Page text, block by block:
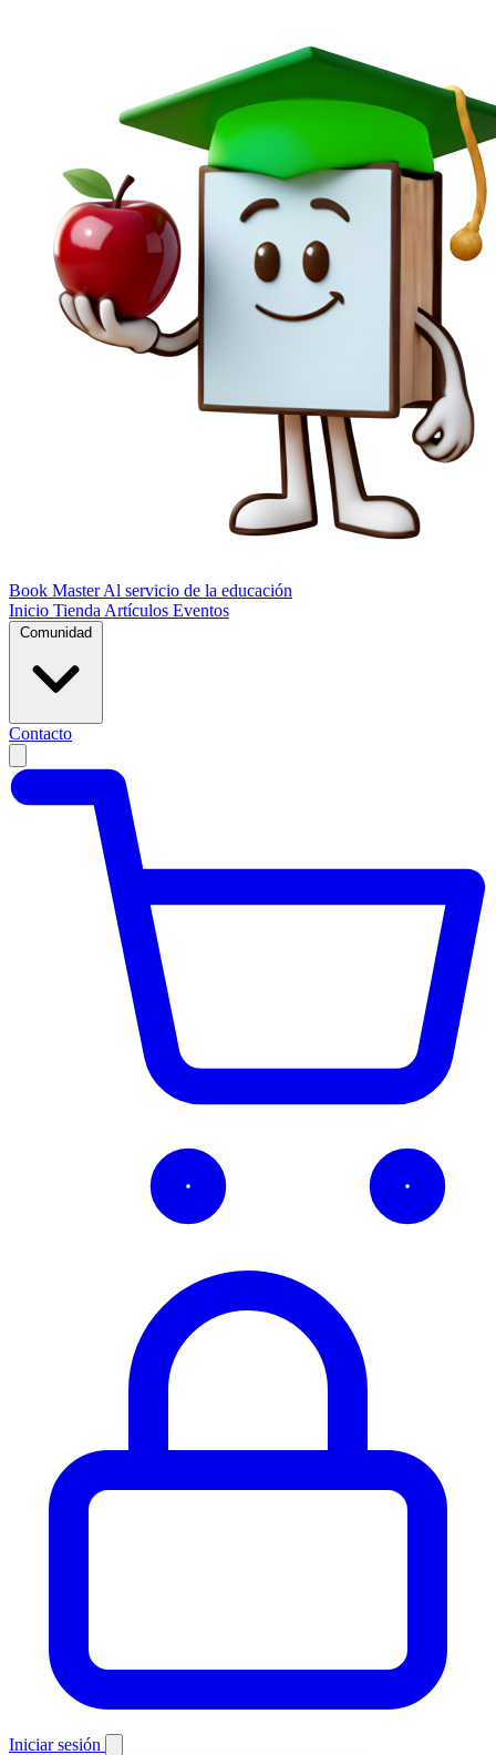
Book Master Al servicio de la educación
Inicio Tienda Artículos Eventos
Comunidad
Contacto
Iniciar sesión